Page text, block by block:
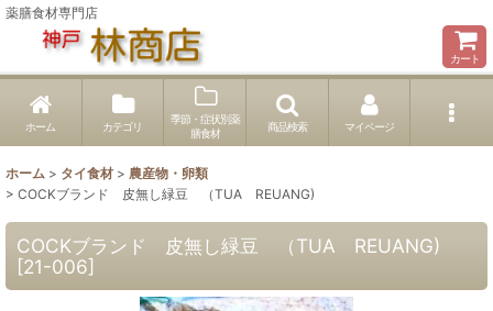
薬膳食材専門店
カート
ホーム カテゴリ
季節・症状別薬
膳食材
商品検索 マイページ
ホーム > タイ食材 > 農産物・卵類
> COCKブランド 皮無し緑豆 （TUA REUANG)
COCKブランド 皮無し緑豆 （TUA REUANG)
[21-006]